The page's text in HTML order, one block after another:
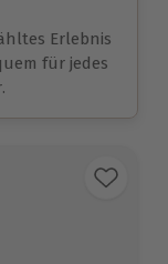
Erlebnis
für jedes